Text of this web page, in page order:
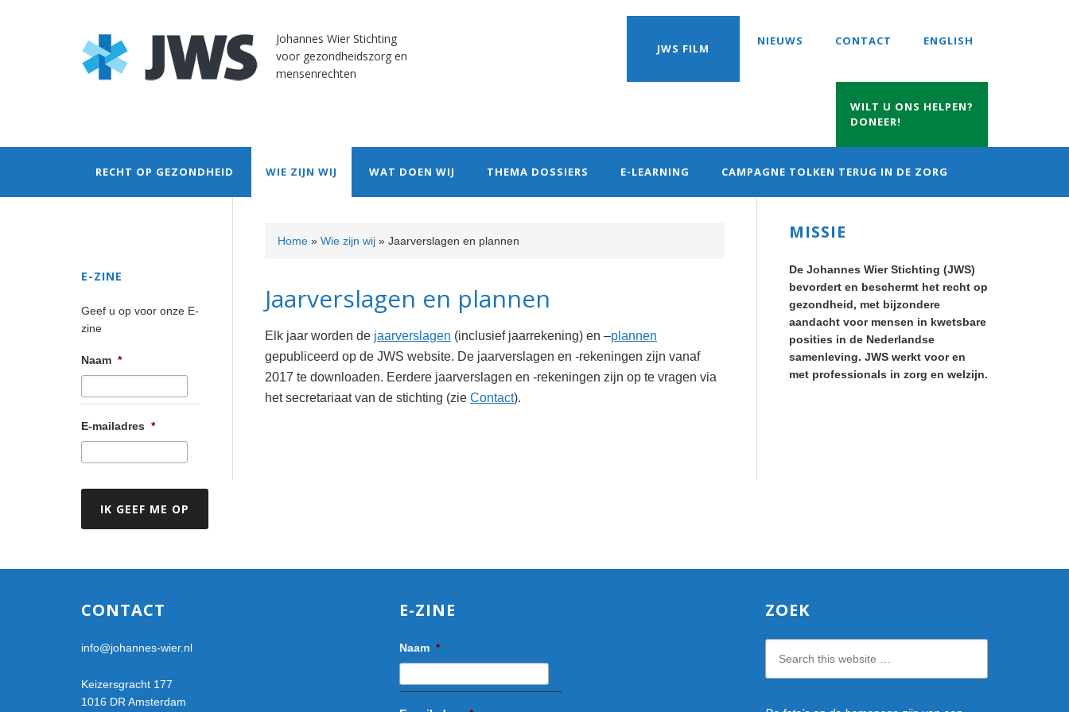
Johannes Wier Stichting
voor gezondheidszorg en
mensenrechten
JWS FILM
NIEUWS CONTACT ENGLISH
WILT U ONS HELPEN?
DONEER!
RECHT OP GEZONDHEID WIE ZIJN WIJ WAT DOEN WIJ THEMA DOSSIERS E-LEARNING CAMPAGNE TOLKEN TERUG IN DE ZORG
Home » Wie zijn wij » Jaarverslagen en plannen
Jaarverslagen en plannen
Elk jaar worden de jaarverslagen (inclusief jaarrekening) en –plannen
gepubliceerd op de JWS website. De jaarverslagen en -rekeningen zijn vanaf
2017 te downloaden. Eerdere jaarverslagen en -rekeningen zijn op te vragen via
het secretariaat van de stichting (zie Contact).
Primary
MISSIE
De Johannes Wier Stichting (JWS)
bevordert en beschermt het recht op
gezondheid, met bijzondere
aandacht voor mensen in kwetsbare
posities in de Nederlandse
samenleving. JWS werkt voor en
met professionals in zorg en welzijn.
E-ZINE
Geef u op voor onze E-
zine
Naam *
E-mailadres *
CONTACT
info@johannes-wier.nl
Keizersgracht 177
1016 DR Amsterdam
E-ZINE
Naam *
ZOEK
this
website